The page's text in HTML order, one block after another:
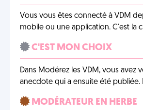
Vous vous êtes connecté à VDM
mobile ou une application. C'est la
C'EST MON CHOIX
Dans Modérez les VDM, vous avez
anecdote qui a ensuite été publiée.
MODÉRATEUR EN HERBE